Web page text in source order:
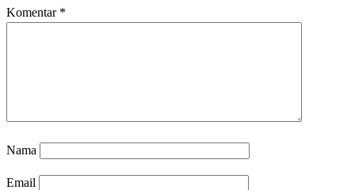
Komentar *
Nama
Email